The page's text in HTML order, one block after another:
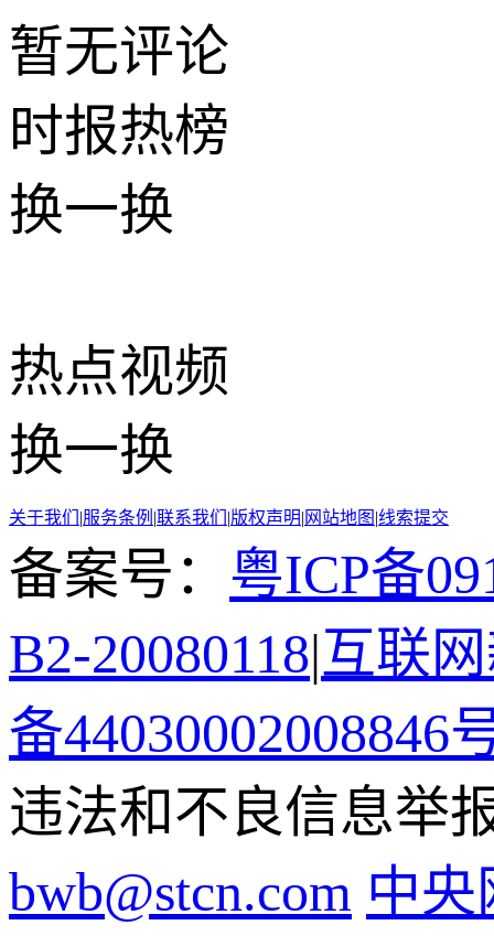
暂无评论
时报热榜
换一换
热点视频
换一换
关于我们 |服务条例 |联系我们 |版权声明| 网站地图 |线索提交
备案号： 粤ICP备
B2-20080118|互联
备44030002008846
违法和不良信息举
bwb@stcn.com 中